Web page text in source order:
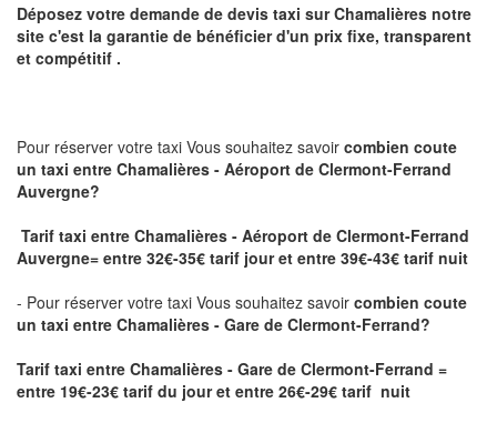
Déposez votre demande de devis taxi surChamalières notre
site c'est la garantie de bénéficier d'un prix fixe, transparent
et compétitif .
Pour réserver votre taxi Vous souhaitez savoir combien coute
un taxi entre Chamalières - Aéroport de Clermont-Ferrand
Auvergne?
Tarif taxi entre Chamalières - Aéroport de Clermont-Ferrand
Auvergne= entre 32€-35€ tarif jour et entre 39€-43€ tarif nuit
- Pour réserver votre taxi Vous souhaitez savoir combien coute
un taxi entre Chamalières - Gare de Clermont-Ferrand?
Tarif taxi entre Chamalières - Gare de Clermont-Ferrand =
entre 19€-23€ tarif du jour et entre 26€-29€ tarif nuit